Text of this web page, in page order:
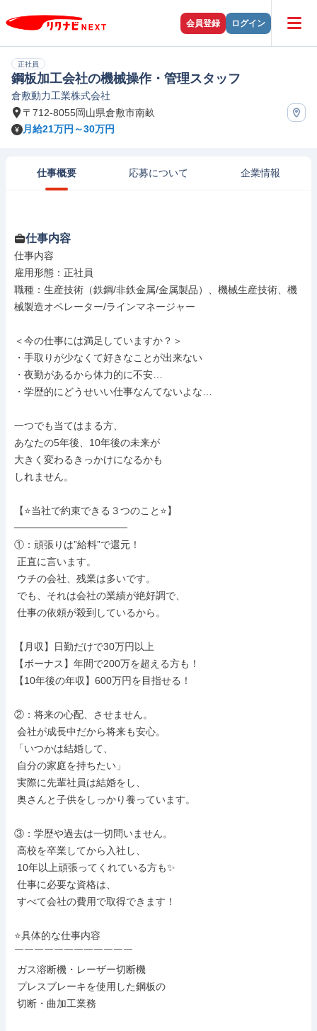
会員登録 ログイン
正社員
鋼板加工会社の機械操作・管理スタッフ
倉敷動力工業株式会社
〒712-8055岡山県倉敷市南畝
月給21万円～30万円
仕事概要 応募について 企業情報
仕事内容
仕事内容
雇用形態：正社員
職種：生産技術（鉄鋼/非鉄金属/金属製品）、機械生産技術、機
械製造オペレーター/ラインマネージャー
＜今の仕事には満足していますか？＞
・手取りが少なくて好きなことが出来ない
・夜勤があるから体力的に不安…
・学歴的にどうせいい仕事なんてないよな…
一つでも当てはまる方、
あなたの5年後、10年後の未来が
大きく変わるきっかけになるかも
しれません。
【⭐当社で約束できる３つのこと⭐】
────────────────
①：頑張りは”給料”で還元！
【月収】日勤だけで30万円以上
【ボーナス】年間で200万を超える方も！
【10年後の年収】600万円を目指せる！
②：将来の心配、させません。
「いつかは結婚して、
③：学歴や過去は一切問いません。
⭐具体的な仕事内容
￣￣￣￣￣￣￣￣￣￣￣￣